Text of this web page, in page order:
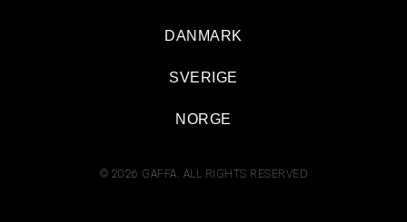
© 2026 GAFFA. ALL RIGHTS RESERVED
DANMARK
SVERIGE
NORGE